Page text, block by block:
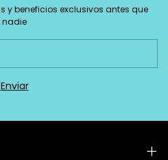
y beneficios exclusivos antes que
nadie